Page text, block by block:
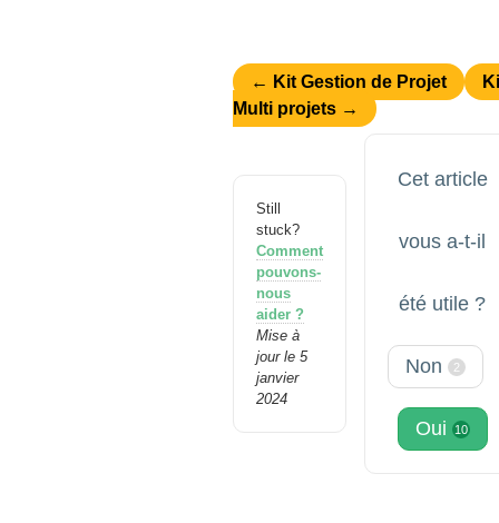
← Kit Gestion de Projet
Multi projets →
Still
stuck?
Comment
pouvons-
nous
aider ?
Mise à
jour le 5
janvier
2024
Cet article
vous a-t-il
été utile ?
Non 2
Oui 10